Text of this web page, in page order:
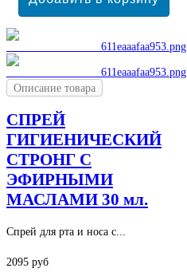
Описание товара
СПРЕЙ
ГИГИЕНИЧЕСКИЙ
СТРОНГ С
ЭФИРНЫМИ
МАСЛАМИ 30 мл.
Спрей для рта и носа с...
2095 руб